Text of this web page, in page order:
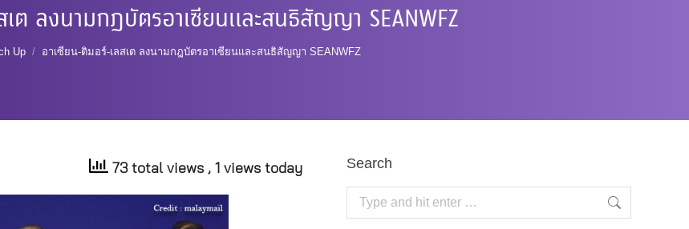
ต ลงนามกฎบัตรอาเซียนและสนธิสัญญา SEANWFZ
Up อาเซียน-ติมอร์-เลสเต ลงนามกฎบัตรอาเซียนและสนธิสัญญา SEANWFZ
73 total views , 1 views today Search
Search: